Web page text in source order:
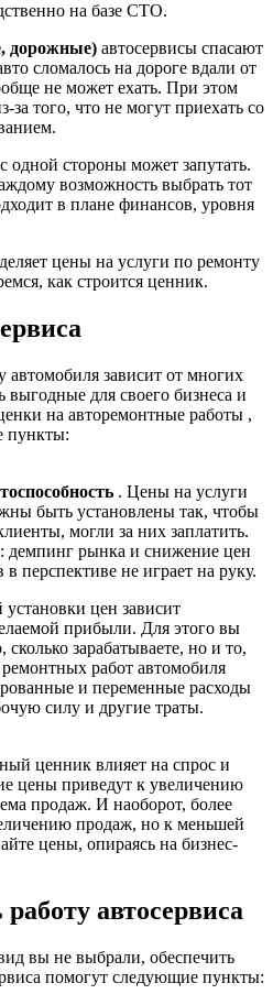
на базе СТО.
дорожные) автосервисы спасают
сломалось на дороге вдали от
не может ехать. При этом
за того, что не могут приехать со
одной стороны может запутать.
возможность выбрать тот
в плане финансов, уровня
цены на услуги по ремонту
как строится ценник.
автомобиля зависит от многих
выгодные для своего бизнеса и
на авторемонтные работы ,
пункты:
. Цены на услуги
быть установлены так, чтобы
могли за них заплатить.
демпинг рынка и снижение цен
перспективе не играет на руку.
цен зависит
прибыли. Для этого вы
зарабатываете, но и то,
работ автомобиля
и переменные расходы
силу и другие траты.
ценник влияет на спрос и
цены приведут к увеличению
продаж. И наоборот, более
продаж, но к меньшей
цены, опираясь на бизнес-
автосервиса
вы не выбрали, обеспечить
помогут следующие пункты: